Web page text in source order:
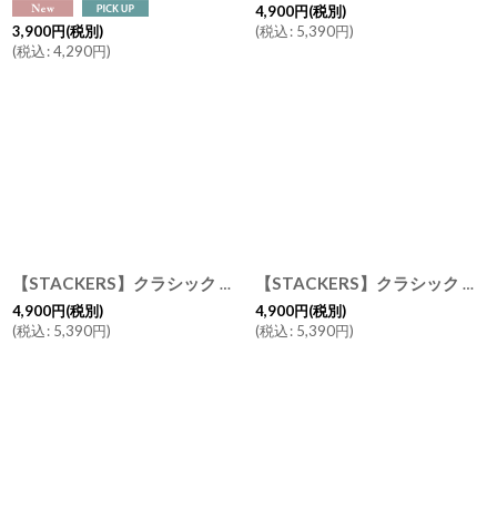
3,900円(税別)
(税込:4,290円)
4,900円(税別)
(税込: 5,390円)
【STACKERS】クラシック ジュエリーボックス 5sec ラベンダー Lavender スタッカーズ イギリス ロンドン 美しく収納
4,900円(税別)
(税込: 5,390円)
【STACKERS】クラシック ジュエリーボックス 25sec ラベンダー Lavender スタッカーズ ロンドン イギリス
4,900円(税別)
(税込: 5,390円)